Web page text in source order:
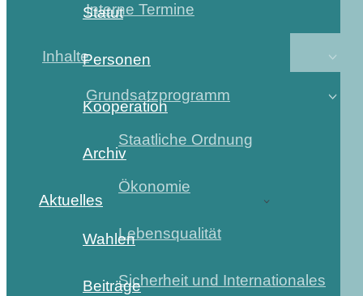
Interne Termine
Inhalte
Grundsatzprogramm
Staatliche Ordnung
Ökonomie
Lebensqualität
Sicherheit und Internationales
Statut
Personen
Kooperation
Archiv
Aktuelles
Wahlen
Beiträge